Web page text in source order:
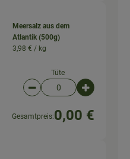
Meersalz aus dem
Atlantik (500g)
3,98 € / kg
Tüte
Artikelanzahl
Gesamtpreis:0,00 €